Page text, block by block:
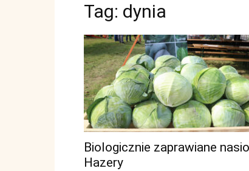
Tag: dynia
Biologicznie zaprawiane
Hazery